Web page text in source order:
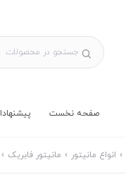
صفحه نخست
انواع مانیتور مانیتور فابریک